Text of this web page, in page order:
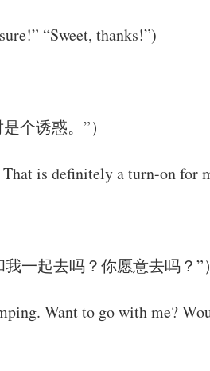
“Sweet, thanks!”)
个诱惑。”）
is definitely a turn-on for
一起去吗？你愿意去吗？”）
Want to go with me?